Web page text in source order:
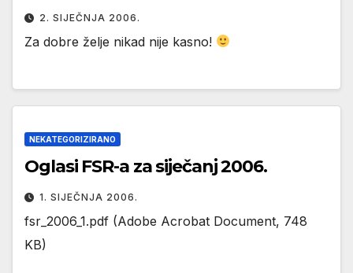
2. SIJEČNJA 2006.
Za dobre želje nikad nije kasno!
NEKATEGORIZIRANO
Oglasi FSR-a za siječanj 2006.
1. SIJEČNJA 2006.
fsr_2006_1.pdf (Adobe Acrobat Document, 748
KB)